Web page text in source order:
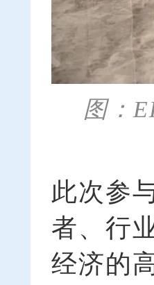
图：
此次参
者、行
经济的